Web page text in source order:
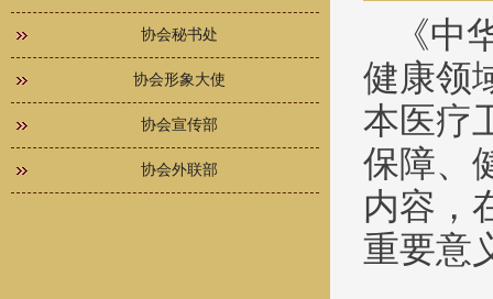
协会秘书处
协会形象大使
协会宣传部
协会外联部
《
健康领
本医疗
保障、
内容，
重要意